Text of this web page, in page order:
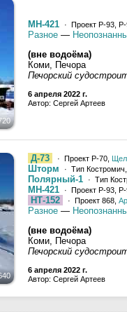
МН-421 · Проект Р-93,
Разное —
(вне водоёма)
Коми, Печора
Печорский
6 апреля 2022 г.
Автор: Сергей Артеев
Д-73 · Проект Р-70,
Шторм · Тип
Полярный-1 · Тип
МН-421 · Проект Р-93,
НТ-152 · Проект 868,
Разное —
(вне водоёма)
Коми, Печора
Печорский
6 апреля 2022 г.
Автор: Сергей Артеев